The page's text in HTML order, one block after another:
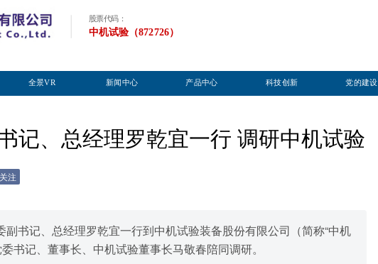
股票代码：
中机试验（872726）
全景VR 新闻中心 产品中心 科技创新 党的建设
记、总经理罗乾宜一行 调研中机试验
关注
书记、总经理罗乾宜一行到中机试验装备股份有限公司（简称“中机
书记、董事长、中机试验董事长马敬春陪同调研。